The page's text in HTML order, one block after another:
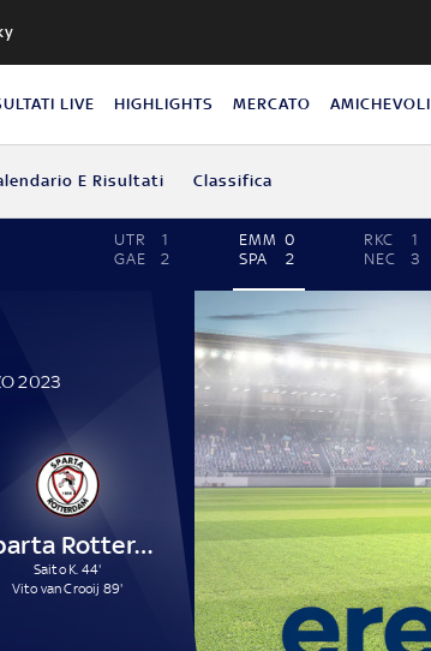
LIVE HIGHLIGHTS MERCATO AMICHEVOLI
E Risultati Classifica
UTR
1
GAE
2
EMM 0
SPA
2
RKC
1
NEC
3
2023
Sparta Rotterdam
Saito K. 44'
Vito van Crooij 89'